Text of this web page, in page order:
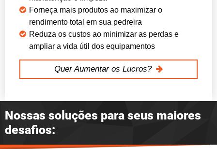
Forneça mais produtos ao maximizar o
rendimento total em sua pedreira
Reduza os custos ao minimizar as perdas e
ampliar a vida útil dos equipamentos
Quer Aumentar os Lucros?
Nossas soluções para seus maiores
desafios: